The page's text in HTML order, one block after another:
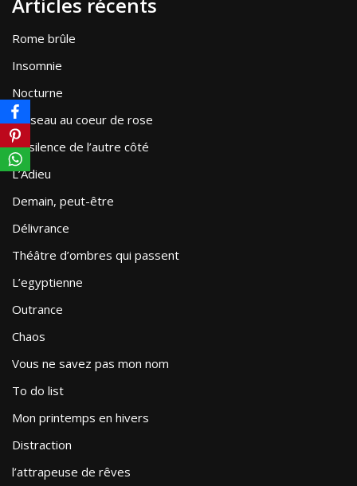
Rome brûle
Insomnie
Nocturne
L’oiseau au coeur de rose
Le silence de l’autre côté
L’Adieu
Demain, peut-être
Délivrance
Théâtre d’ombres qui passent
L’egyptienne
Outrance
Chaos
Vous ne savez pas mon nom
To do list
Mon printemps en hivers
Distraction
l’attrapeuse de rêves